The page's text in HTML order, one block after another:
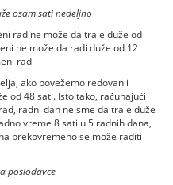
osam sati nedeljno
rad ne može da traje duže od
ne može da radi duže od 12
rad
ako povežemo redovan i
od 48 sati. Isto tako, računajući
radni dan ne sme da traje duže
vreme 8 sati u 5 radnih dana,
prekovremeno se može raditi
poslodavce